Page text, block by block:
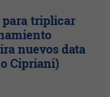
para triplicar
nuevos data
Cipriani)